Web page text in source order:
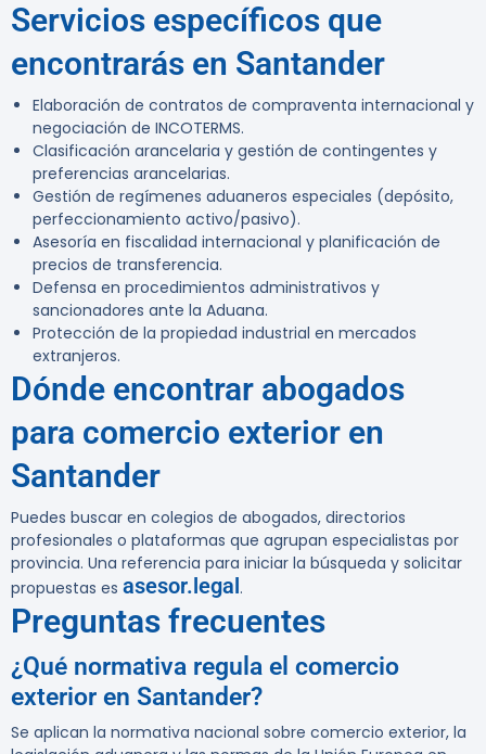
Servicios específicos que
encontrarás en Santander
Elaboración de contratos de compraventa internacional y
negociación de INCOTERMS.
Clasificación arancelaria y gestión de contingentes y
preferencias arancelarias.
Gestión de regímenes aduaneros especiales (depósito,
perfeccionamiento activo/pasivo).
Asesoría en fiscalidad internacional y planificación de
precios de transferencia.
Defensa en procedimientos administrativos y
sancionadores ante la Aduana.
Protección de la propiedad industrial en mercados
extranjeros.
Dónde encontrar abogados
para comercio exterior en
Santander
Puedes buscar en colegios de abogados, directorios
profesionales o plataformas que agrupan especialistas por
provincia. Una referencia para iniciar la búsqueda y solicitar
propuestas es asesor.legal.
Preguntas frecuentes
¿Qué normativa regula el comercio
exterior en Santander?
Se aplican la normativa nacional sobre comercio exterior, la